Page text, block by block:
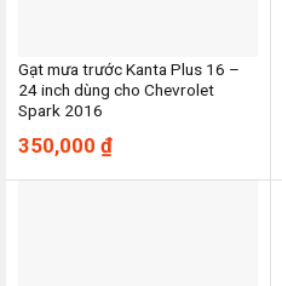
Gạt mưa trước Kanta Plus 16 –
24 inch dùng cho Chevrolet
Spark 2016
350,000 ₫